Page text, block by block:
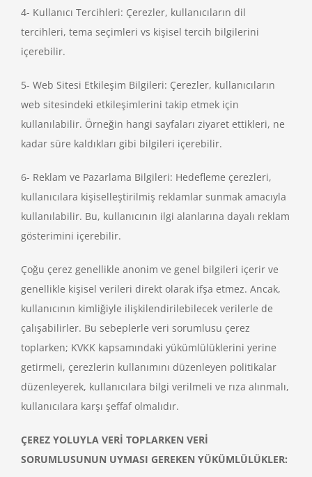
4- Kullanıcı Tercihleri: Çerezler, kullanıcıların dil
tercihleri, tema seçimleri vs kişisel tercih bilgilerini
içerebilir.
5- Web Sitesi Etkileşim Bilgileri: Çerezler, kullanıcıların
web sitesindeki etkileşimlerini takip etmek için
kullanılabilir. Örneğin hangi sayfaları ziyaret ettikleri, ne
kadar süre kaldıkları gibi bilgileri içerebilir.
6- Reklam ve Pazarlama Bilgileri: Hedefleme çerezleri,
kullanıcılara kişiselleştirilmiş reklamlar sunmak amacıyla
kullanılabilir. Bu, kullanıcının ilgi alanlarına dayalı reklam
gösterimini içerebilir.
Çoğu çerez genellikle anonim ve genel bilgileri içerir ve
genellikle kişisel verileri direkt olarak ifşa etmez. Ancak,
kullanıcının kimliğiyle ilişkilendirilebilecek verilerle de
çalışabilirler. Bu sebeplerle veri sorumlusu çerez
toplarken; KVKK kapsamındaki yükümlülüklerini yerine
getirmeli, çerezlerin kullanımını düzenleyen politikalar
düzenleyerek, kullanıcılara bilgi verilmeli ve rıza alınmalı,
kullanıcılara karşı şeffaf olmalıdır.
ÇEREZ YOLUYLA VERİ TOPLARKEN VERİ
SORUMLUSUNUN UYMASI GEREKEN YÜKÜMLÜLÜKLER: